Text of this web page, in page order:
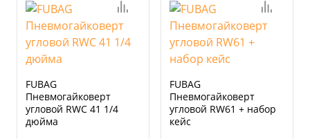
FUBAG
Пневмогайковерт
угловой RWC 41 1/4
дюйма
FUBAG
Пневмогайковерт
угловой RW61 + набор
кейс